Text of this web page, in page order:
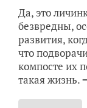
Да, это
безвредны,
развития,
что
компосте их
такая жизнь.